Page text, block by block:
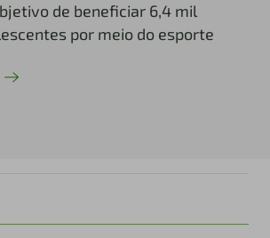
de beneficiar 6,4 mil
por meio do esporte